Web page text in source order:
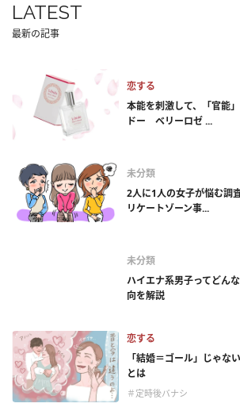
LATEST
最新の記事
恋する
本能を刺激して、「官能
ドー ベリーロゼ ...
未分類
2人に1人の女子が悩む
リケートゾーン事...
未分類
ハイエナ系男子ってどん
向を解説
恋する
「結婚＝ゴール」じゃ
とは
＃定時後バナシ